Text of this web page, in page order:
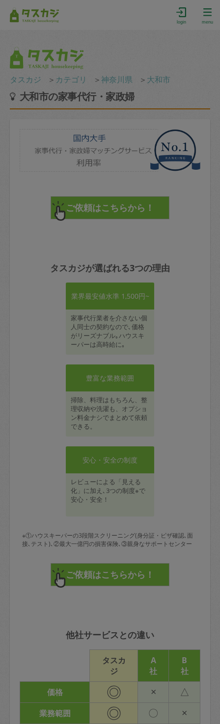
login menu
タスカジ ＞ カテゴリ ＞神奈川県 ＞ 大和市
大和市の家事代行・家政婦
タスカジが選ばれる3つの理由
業界最安値水準 1,500円~
家事代行業者を介さない個
人同士の契約なので､価格
がリーズナブル｡ハウスキ
ーパーは高時給に｡
豊富な業務範囲
掃除、料理はもちろん、整
理収納や洗濯も、オプショ
ン料金ナシでまとめて依頼
できる。
安心・安全の制度
レビューによる「見える
化」に加え､3つの制度※で
安心・安全！
※①ハウスキーパーの3段階スクリーニング(身分証・ビザ確認､面
接､テスト)､②最大一億円の損害保険､③親身なサポートセンター
他社サービスとの違い
タスカ
ジ
A
社
B
社
価格
◎ × △
業務範囲 ◎ 〇 ×